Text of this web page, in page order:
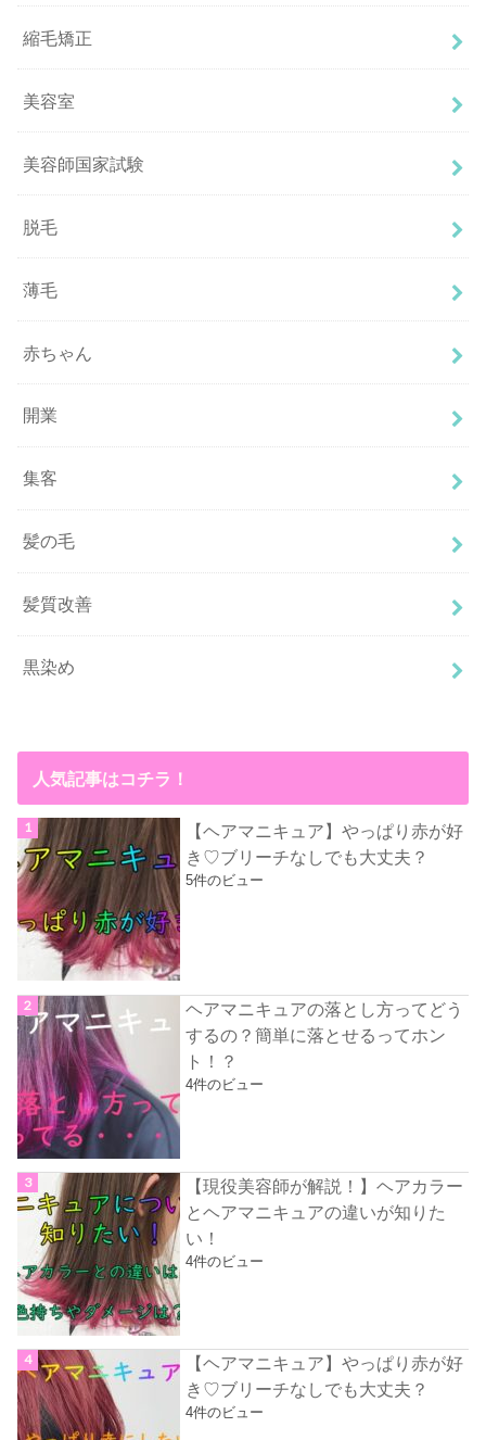
縮毛矯正
美容室
美容師国家試験
脱毛
薄毛
赤ちゃん
開業
集客
髪の毛
髪質改善
黒染め
人気記事はコチラ！
【ヘアマニキュア】やっぱり赤が好
き♡ブリーチなしでも大丈夫？
5件のビュー
ヘアマニキュアの落とし方ってどう
するの？簡単に落とせるってホン
ト！？
4件のビュー
【現役美容師が解説！】ヘアカラー
とヘアマニキュアの違いが知りた
い！
4件のビュー
【ヘアマニキュア】やっぱり赤が好
き♡ブリーチなしでも大丈夫？
4件のビュー